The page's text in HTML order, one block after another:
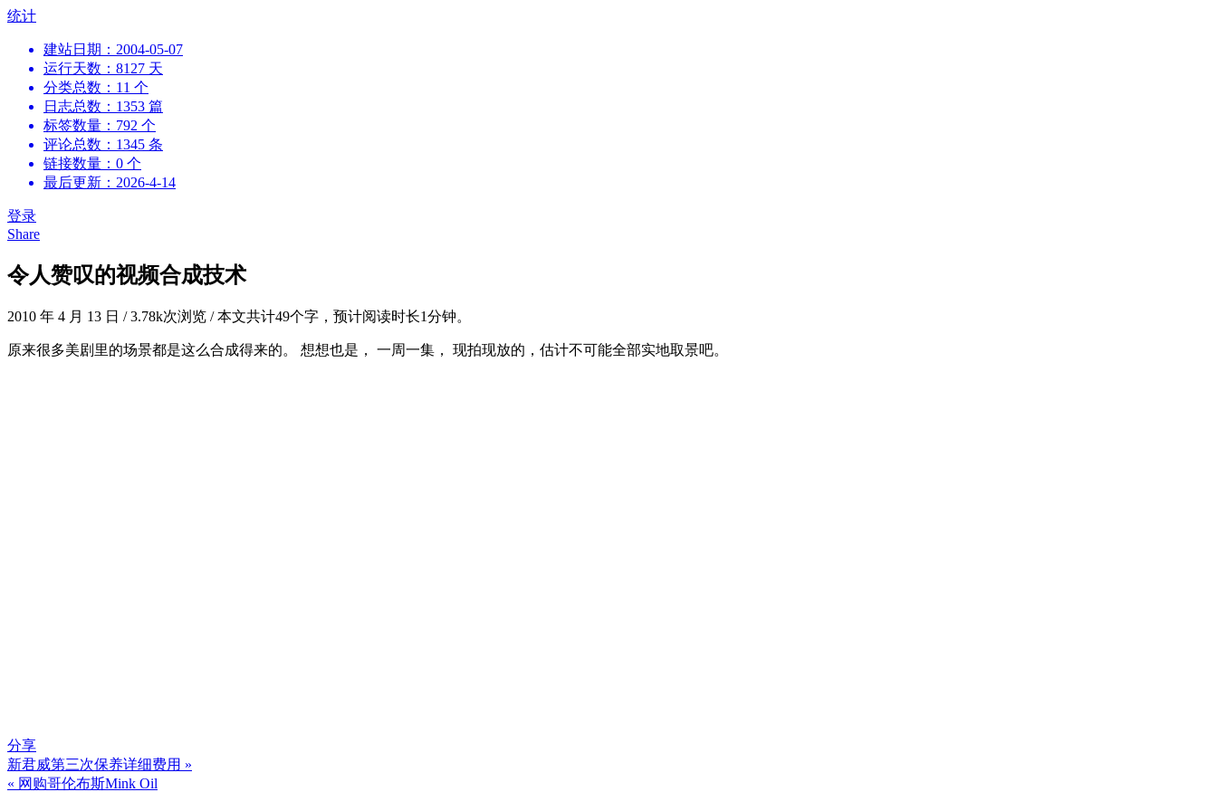
跳
统计
建站日期：2004-05-07
运行天数：8127 天
分类总数：11 个
日志总数：1353 篇
标签数量：792 个
评论总数：1345 条
链接数量：0 个
最后更新：2026-4-14
登录
Share
令人赞叹的视频合成技术
2010 年 4 月 13 日 /3.78k次浏览 /本文共计49个字，预计阅读时长1分钟。
原来很多美剧里的场景都是这么合成得来的。 想想也是， 一周一集， 现拍现放的，估计不可能全部实地取景吧。
分享
文
章
新君威第三次保养详细费用 »
« 网购哥伦布斯Mink Oil